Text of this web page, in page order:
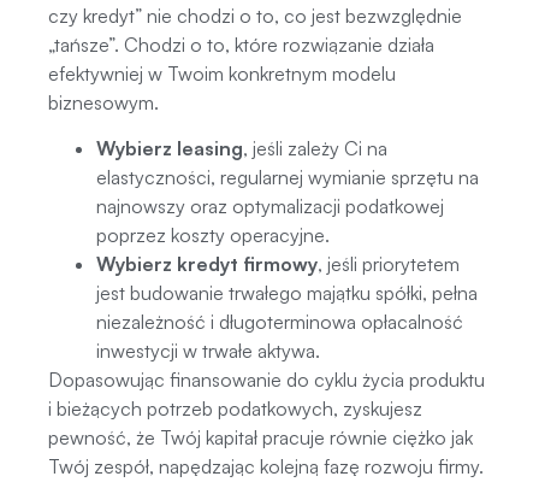
czy kredyt” nie chodzi o to, co jest bezwzględnie
„tańsze”. Chodzi o to, które rozwiązanie działa
efektywniej w Twoim konkretnym modelu
biznesowym.
Wybierz leasing, jeśli zależy Ci na
elastyczności, regularnej wymianie sprzętu na
najnowszy oraz optymalizacji podatkowej
poprzez koszty operacyjne.
Wybierz kredyt firmowy, jeśli priorytetem
jest budowanie trwałego majątku spółki, pełna
niezależność i długoterminowa opłacalność
inwestycji w trwałe aktywa.
Dopasowując finansowanie do cyklu życia produktu
i bieżących potrzeb podatkowych, zyskujesz
pewność, że Twój kapitał pracuje równie ciężko jak
Twój zespół, napędzając kolejną fazę rozwoju firmy.